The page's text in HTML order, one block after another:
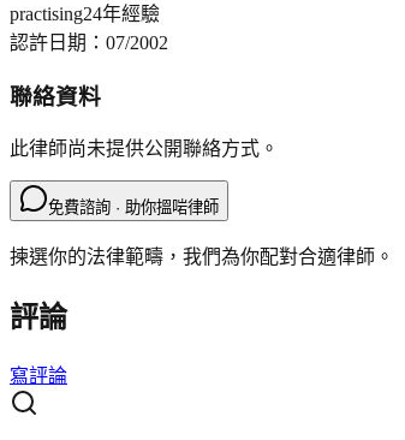
practising24年經驗
認許日期： 07/2002
聯絡資料
此律師尚未提供公開聯絡方式。
免費諮詢 · 助你搵啱律師
揀選你的法律範疇，我們為你配對合適律師。
評論
寫評論